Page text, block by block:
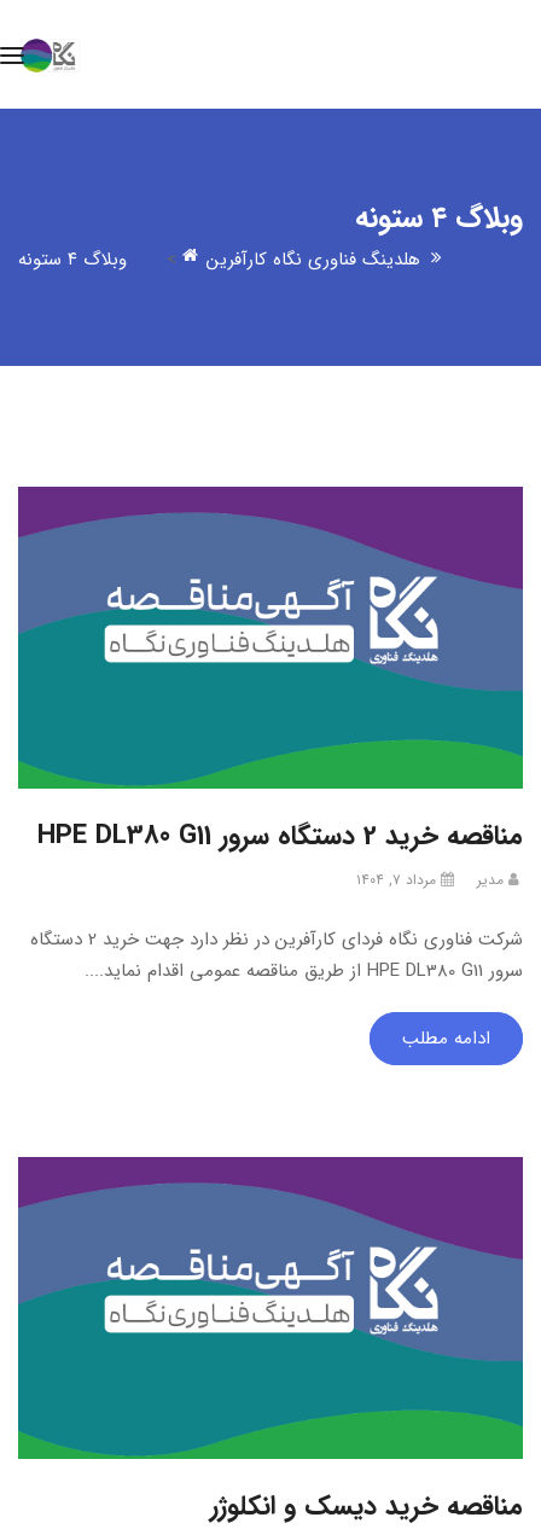
وبلاگ ۴ ستونه
هلدینگ فناوری نگاه کارآفرین > وبلاگ ۴ ستونه
مناقصه خرید 2 دستگاه سرور HPE DL380 G11
مدیر مرداد ۷, ۱۴۰۴
شرکت فناوری نگاه فردای کارآفرین در نظر دارد جهت خرید 2 دستگاه
سرور HPE DL380 G11 از طریق مناقصه عمومی اقدام نماید....
ادامه مطلب
مناقصه خرید دیسک و انکلوژر